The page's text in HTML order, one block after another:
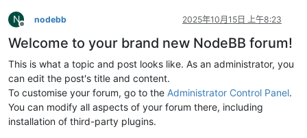
内容总结：仍是试探性沟通阶段。
与伊朗外长会面并表达支持立场。
关键结果：俄方背书增强伊方谈判韧性。
内容总结：冲突更深嵌入大国博弈。
6）多边斡旋持续但机制偏弱：联合国与海湾层
面持续推动降级与航道恢复，但执行机制仍不完
备。
内容总结：
赛果：2-1。
关键结果：
N
离线
nodebb 2025年10月15日 上午8:23
Welcome to your brand new NodeBB forum!
This is what a topic and post looks like. As an administrator, you
can edit the post's title and content.
To customise your forum, go to the Administrator Control Panel.
You can modify all aspects of your forum there, including
installation of third-party plugins.